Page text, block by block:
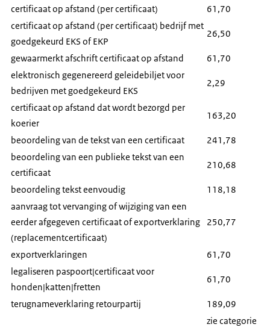
certificaat op afstand (per certificaat)
61,70
certificaat op afstand (per certificaat) bedrijf met
goedgekeurd EKS of EKP
26,50
gewaarmerkt afschrift certificaat op afstand
61,70
elektronisch gegenereerd geleidebiljet voor
bedrijven met goedgekeurd EKS
2,29
certificaat op afstand dat wordt bezorgd per
koerier
163,20
beoordeling van de tekst van een certificaat
241,78
beoordeling van een publieke tekst van een
certificaat
210,68
beoordeling tekst eenvoudig
118,18
aanvraag tot vervanging of wijziging van een
eerder afgegeven certificaat of exportverklaring
(replacementcertificaat)
250,77
exportverklaringen
61,70
legaliseren paspoort|certificaat voor
honden|katten|fretten
61,70
terugnameverklaring retourpartij 189,09
zie categorie